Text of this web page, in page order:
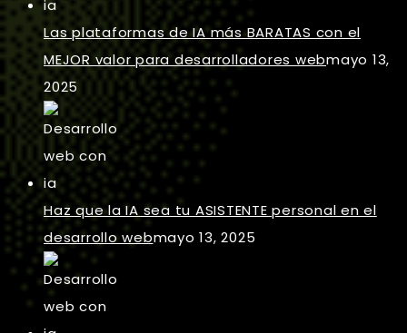
Las plataformas de IA más BARATAS con el
MEJOR valor para desarrolladores webmayo 13,
2025
Haz que la IA sea tu ASISTENTE personal en el
desarrollo webmayo 13, 2025